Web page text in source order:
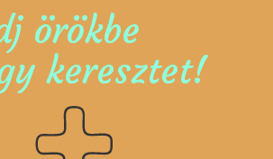
örökbe
keresztet!